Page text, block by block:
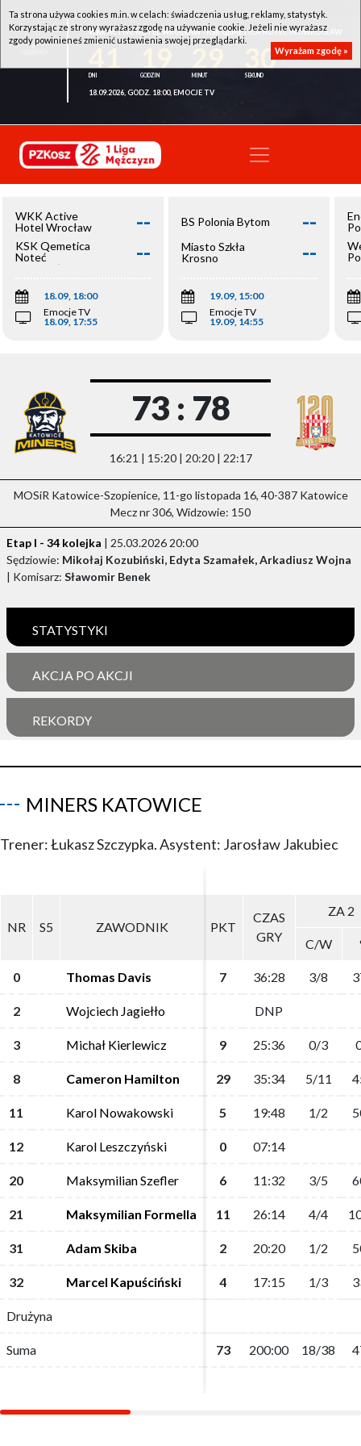
WKK ACTIVE HOTEL WROCŁAW - KSK QEMETICA NOTEĆ INOWROCŁAW
30
18.09.2026, GODZ. 18:00, EMOCJE TV
WKK Active
Hotel Wrocław
--
KSK Qemetica
Noteć
Inowrocław
--
18.09, 18:00
Emocje TV
18.09, 17:55
BS Polonia Bytom --
Miasto Szkła
Krosno
--
19.09, 15:00
Emocje TV
19.09, 14:55
73 : 78
16:21 | 15:20 | 20:20 | 22:17
MOSiR Katowice-Szopienice, 11-go listopada 16, 40-387 Katowice
Mecz nr 306, Widzowie: 150
Etap I - 34 kolejka | 25.03.2026 20:00
Sędziowie: Mikołaj Kozubiński, Edyta Szamałek, Arkadiusz Wojna
| Komisarz: Sławomir Benek
STATYSTYKI
AKCJA PO AKCJI
REKORDY
MINERS KATOWICE
Trener: Łukasz Szczypka. Asystent: Jarosław Jakubiec
NR S5 ZAWODNIK PKT
CZAS
GRY
ZA 2
C/W
0 Thomas Davis 7 36:28 3/8
2 Wojciech Jagiełło DNP
3 Michał Kierlewicz 9 25:36 0/3
8 Cameron Hamilton 29 35:34 5/11
11 Karol Nowakowski 5 19:48 1/2
12 Karol Leszczyński 0 07:14
20 Maksymilian Szefler 6 11:32 3/5
21 Maksymilian Formella 11 26:14 4/4
31 Adam Skiba 2 20:20 1/2
32 Marcel Kapuściński 4 17:15 1/3
Drużyna
Suma 73 200:00 18/38
NR S5 ZAWODNIK PKT
CZAS
GRY
ZA 2
C/W
0 Thomas Davis 7 36:28 3/8
2 Wojciech Jagiełło DNP
3 Michał Kierlewicz 9 25:36 0/3
8 Cameron Hamilton 29 35:34 5/11
11 Karol Nowakowski 5 19:48 1/2
12 Karol Leszczyński 0 07:14
20 Maksymilian Szefler 6 11:32 3/5
21 Maksymilian Formella 11 26:14 4/4
31 Adam Skiba 2 20:20 1/2
32 Marcel Kapuściński 4 17:15 1/3
Drużyna
Suma 73 200:00 18/38
Ta strona używa cookies m.in. w celach: świadczenia usług, reklamy, statystyk.
Korzystając ze strony wyrażasz zgodę na używanie cookie. Jeżeli nie wyrażasz
zgody powinieneś zmienić ustawienia swojej przeglądarki.
Wyrażam zgodę »